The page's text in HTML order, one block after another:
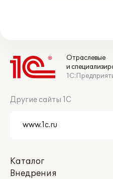
Отраслевые
и
Другие сайты 1С
Каталог
Внедрения